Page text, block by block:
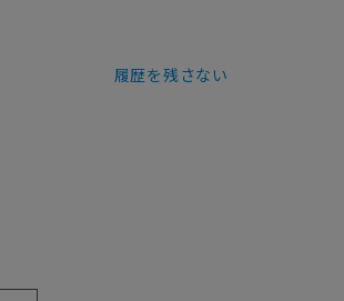
履歴を残さない